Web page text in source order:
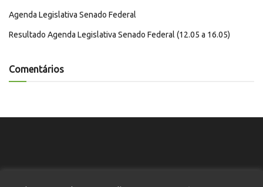
Agenda Legislativa Senado Federal
Resultado Agenda Legislativa Senado Federal (12.05 a 16.05)
Comentários